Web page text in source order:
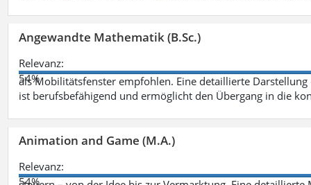
Angewandte Mathematik (B.Sc.)
Relevanz:
54%
als Mobilitätsfenster empfohlen. Eine detaillierte
ist berufsbefähigend und ermöglicht den Übergang in die
Animation and Game (M.A.)
Relevanz:
54%